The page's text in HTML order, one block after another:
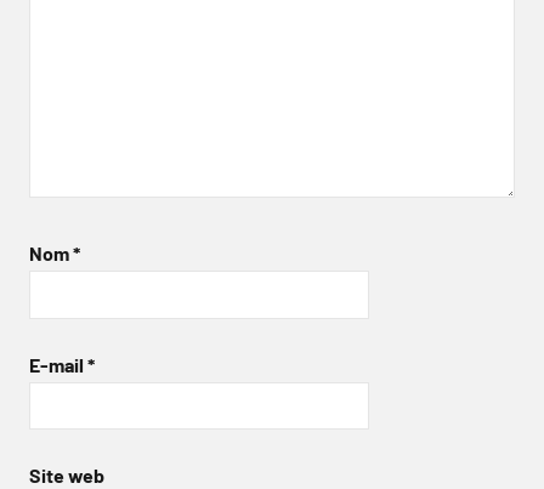
Nom*
E-mail *
Site web